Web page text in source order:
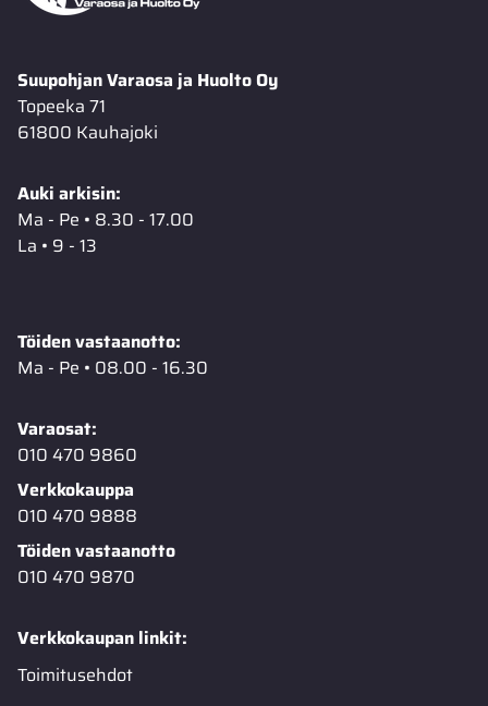
Suupohjan Varaosa ja Huolto Oy
Topeeka 71
61800 Kauhajoki
Auki arkisin:
Ma - Pe • 8.30 - 17.00
La • 9 - 13
Töiden vastaanotto:
Ma - Pe • 08.00 - 16.30
Varaosat:
010 470 9860
Verkkokauppa
010 470 9888
Töiden vastaanotto
010 470 9870
Verkkokaupan linkit:
Toimitusehdot